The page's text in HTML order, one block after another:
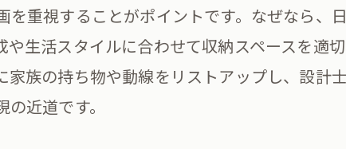
文住宅の内装決め方と実用性のバランス
びで後悔しないための注意点
注文住宅内装の後悔しない選び方とは
注文住宅でよくある後悔ランキングを解説
重視することがポイントです。なぜなら、
生活スタイルに合わせて収納スペースを適
族の持ち物や動線をリストアップし、設計
近道です。